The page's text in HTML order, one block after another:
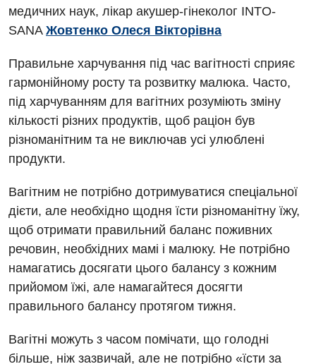
медичних наук, лікар акушер-гінеколог INTO-
SANA Жовтенко Олеся Вікторівна
Правильне харчування під час вагітності сприяє
гармонійному росту та розвитку малюка. Часто,
під харчуванням для вагітних розуміють зміну
кількості різних продуктів, щоб раціон був
різноманітним та не виключав усі улюблені
продукти.
Вагітним не потрібно дотримуватися спеціальної
дієти, але необхідно щодня їсти різноманітну їжу,
щоб отримати правильний баланс поживних
речовин, необхідних мамі і малюку. Не потрібно
намагатись досягати цього балансу з кожним
прийомом їжі, але намагайтеся досягти
правильного балансу протягом тижня.
Вагітні можуть з часом помічати, що голодні
більше, ніж зазвичай, але не потрібно «їсти за